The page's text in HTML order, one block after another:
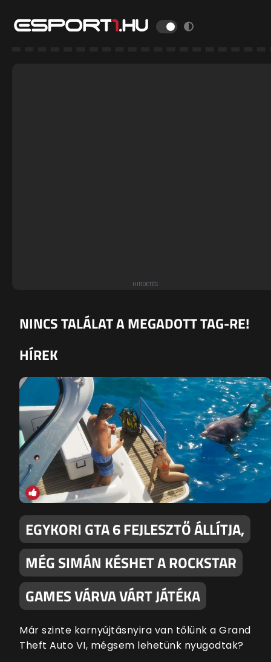
NINCS TALÁLAT A MEGADOTT TAG-RE!
HÍREK
EGYKORI GTA 6 FEJLESZTŐ ÁLLÍTJA,
MÉG SIMÁN KÉSHET A ROCKSTAR
GAMES VÁRVA VÁRT JÁTÉKA
Már szinte karnyújtásnyira van tőlünk a Grand
Theft Auto VI, mégsem lehetünk nyugodtak?